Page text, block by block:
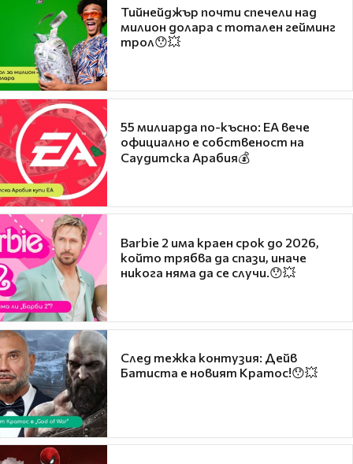
Тийнейджър почти спечели над
милион долара с тотален гейминг
трол😯💥
55 милиарда по-късно: EA вече
официално е собственост на
Саудитска Арабия💰
Barbie 2 има краен срок до 2026,
който трябва да спази, иначе
никога няма да се случи.😯💥
След тежка контузия: Дейв
Батиста е новият Кратос!😯💥